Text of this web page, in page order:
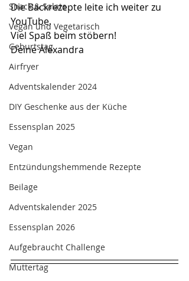
Snack & Salate
Vegan und Vegetarisch
Geburtstag
Airfryer
Adventskalender 2024
DIY Geschenke aus der Küche
Essensplan 2025
Vegan
Entzündungshemmende Rezepte
Beilage
Adventskalender 2025
Essensplan 2026
Aufgebraucht Challenge
Muttertag
Die Backrezepte leite ich weiter zu
YouTube.
Viel Spaß beim stöbern!
Deine Alexandra